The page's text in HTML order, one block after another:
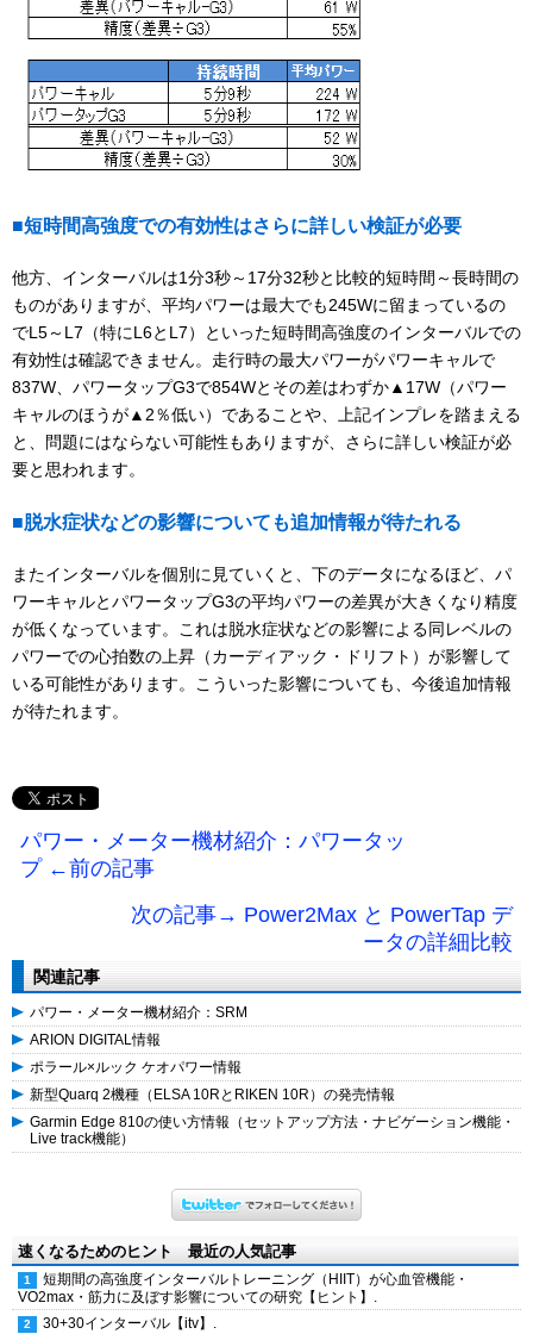
■短時間高強度での有効性はさらに詳しい検証が必要
他方、インターバルは1分3秒～17分32秒と比較的短時間～長時間の
ものがありますが、平均パワーは最大でも245Wに留まっているの
でL5～L7（特にL6とL7）といった短時間高強度のインターバルでの
有効性は確認できません。走行時の最大パワーがパワーキャルで
837W、パワータップG3で854Wとその差はわずか▲17W（パワー
キャルのほうが▲2％低い）であることや、上記インプレを踏まえる
と、問題にはならない可能性もありますが、さらに詳しい検証が必
要と思われます。
■脱水症状などの影響についても追加情報が待たれる
またインターバルを個別に見ていくと、下のデータになるほど、パ
ワーキャルとパワータップG3の平均パワーの差異が大きくなり精度
が低くなっています。これは脱水症状などの影響による同レベルの
パワーでの心拍数の上昇（カーディアック・ドリフト）が影響して
いる可能性があります。こういった影響についても、今後追加情報
が待たれます。
パワー・メーター機材紹介：パワータッ
プ ←前の記事
次の記事→ Power2Max と PowerTap デ
ータの詳細比較
関連記事
パワー・メーター機材紹介：SRM
ARION DIGITAL情報
ポラール×ルック ケオパワー情報
新型Quarq 2機種（ELSA 10RとRIKEN 10R）の発売情報
Garmin Edge 810の使い方情報（セットアップ方法・ナビゲーション機能・
Live track機能）
速くなるためのヒント 最近の人気記事
短期間の高強度インターバルトレーニング（HIIT）が心血管機能・
VO2max・筋力に及ぼす影響についての研究【ヒント】.
30+30インターバル【itv】.